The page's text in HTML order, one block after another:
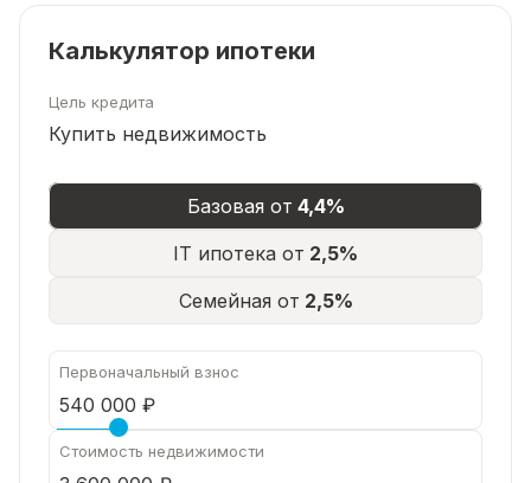
собственности
Возможность приобретения за наличные или в
Использование материнского капитала и
сертификатов
прямо сейчас и записывайтесь на просмотр!
Мы работаем без выходных, чтобы показать вам
ваше будущее жилье в удобное для вас время.
Калькулятор ипотеки
Цель кредита
Купить недвижимость
Базовая от 4,4%
IT ипотека от 2,5%
Семейная от 2,5%
Первоначальный взнос
Стоимость недвижимости